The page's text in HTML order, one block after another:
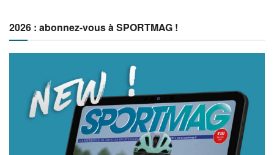
2026 : abonnez-vous à SPORTMAG !